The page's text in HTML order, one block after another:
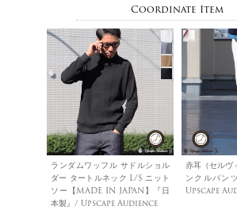
Coordinate Item
ランダムワッフル サドルショル
ダー タートルネック L/S ニット
ソー【MADE IN JAPAN】『日
本製』/ Upscape Audience
赤耳（セルヴ
ンクルパン
Upscape